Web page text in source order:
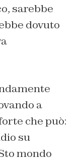
sarebbe
dovuto
a
che può:
su
mondo